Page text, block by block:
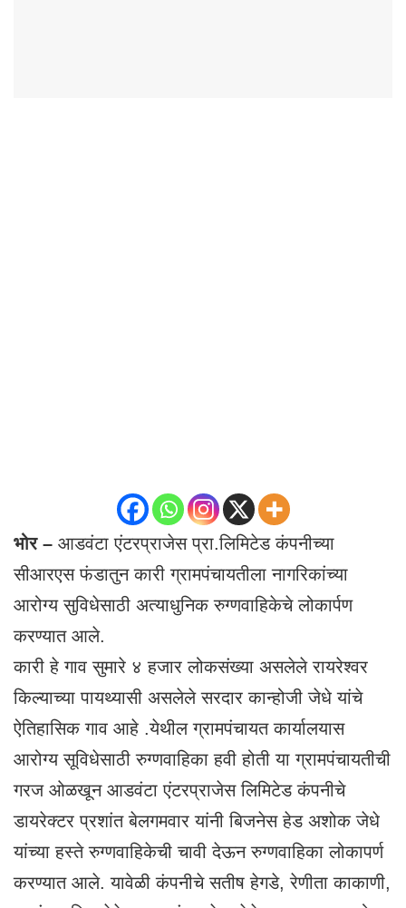
भोर – आडवंटा एंटरप्राजेस प्रा.लिमिटेड कंपनीच्या
सीआरएस फंडातुन कारी ग्रामपंचायतीला नागरिकांच्या
आरोग्य सुविधेसाठी अत्याधुनिक रुग्णवाहिकेचे लोकार्पण
करण्यात आले.
कारी हे गाव सुमारे ४ हजार लोकसंख्या असलेले रायरेश्वर
किल्याच्या पायथ्यासी असलेले सरदार कान्होजी जेधे यांचे
ऐतिहासिक गाव आहे .येथील ग्रामपंचायत कार्यालयास
आरोग्य सूविधेसाठी रुग्णवाहिका हवी होती या ग्रामपंचायतीची
गरज ओळखून आडवंटा एंटरप्राजेस लिमिटेड कंपनीचे
डायरेक्टर प्रशांत बेलगमवार यांनी बिजनेस हेड अशोक जेधे
यांच्या हस्ते रुग्णवाहिकेची चावी देऊन रुग्णवाहिका लोकापर्ण
करण्यात आले. यावेळी कंपनीचे सतीष हेगडे, रेणीता काकाणी,